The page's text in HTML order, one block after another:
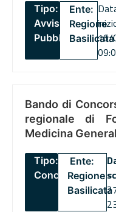
Tipo:
Avviso
Pubblico
Ente:
Regione
Basilicata
16/
Bando di
regionale di
Medicina
Tipo:
Concorsi
Ente:
Regione
Basilicata